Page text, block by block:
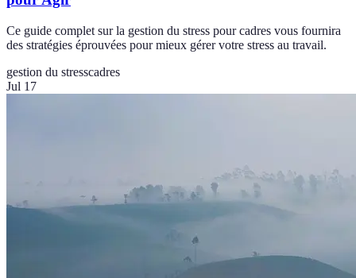
Ce guide complet sur la gestion du stress pour cadres vous fournira
des stratégies éprouvées pour mieux gérer votre stress au travail.
gestion du stresscadres
Jul 17